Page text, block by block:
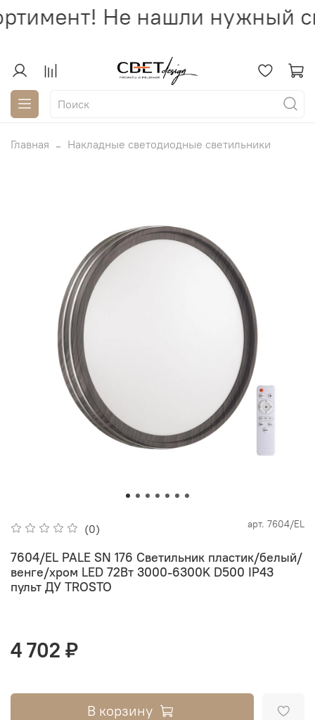
Не нашли нужный
Главная Накладные светодиодные светильники
(0) арт. 7604/EL
7604/EL PALE SN 176 Светильник пластик/белый/
венге/хром LED 72Вт 3000-6300K D500 IP43
пульт ДУ TROSTO
4 702 ₽
В корзину